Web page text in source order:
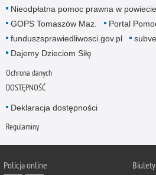
Nieodpłatna pomoc prawna w
GOPS Tomaszów Maz.
Portal
funduszsprawiedliwosci.gov.pl
Dajemy Dzieciom Siłę
Ochrona danych
DOSTĘPNOŚĆ
Deklaracja dostępności
Regulaminy
Policja online